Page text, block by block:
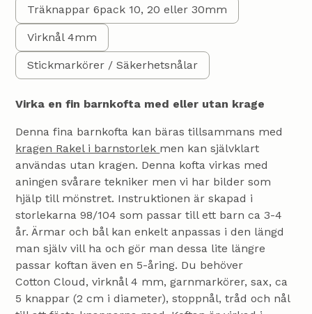
Träknappar 6pack 10, 20 eller 30mm
Virknål 4mm
Stickmarkörer / Säkerhetsnålar
Virka en fin barnkofta med eller utan krage
Denna fina barnkofta kan bäras tillsammans med
kragen Rakel i barnstorlek men kan självklart
användas utan kragen. Denna kofta virkas med
aningen svårare tekniker men vi har bilder som
hjälp till mönstret. Instruktionen är skapad i
storlekarna 98/104 som passar till ett barn ca 3-4
år. Ärmar och bål kan enkelt anpassas i den längd
man själv vill ha och gör man dessa lite längre
passar koftan även en 5-åring. Du behöver
Cotton Cloud, virknål 4 mm, garnmarkörer, sax, ca
5 knappar (2 cm i diameter), stoppnål, tråd och nål